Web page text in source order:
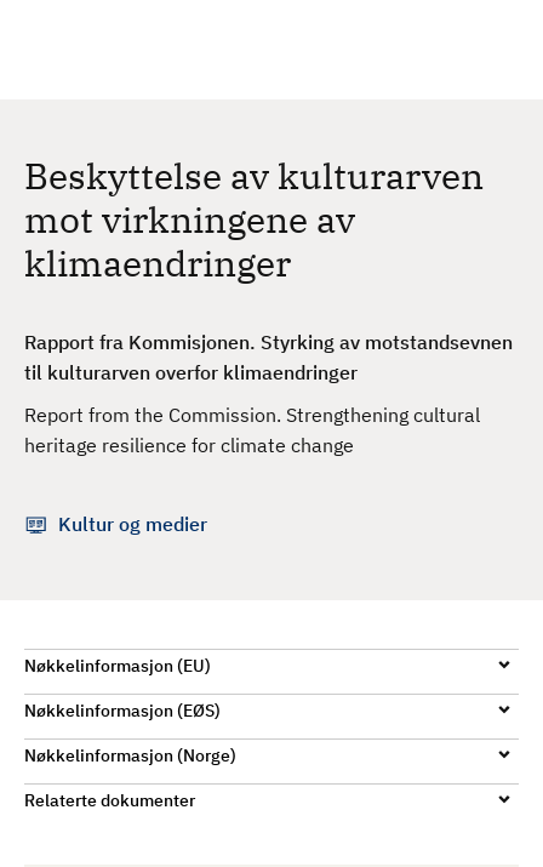
Beskyttelse av kulturarven
mot virkningene av
klimaendringer
Rapport fra Kommisjonen. Styrking av motstandsevnen
til kulturarven overfor klimaendringer
Report from the Commission. Strengthening cultural
heritage resilience for climate change
Kultur og medier
Nøkkelinformasjon (EU)
Nøkkelinformasjon (EØS)
Nøkkelinformasjon (Norge)
Relaterte dokumenter